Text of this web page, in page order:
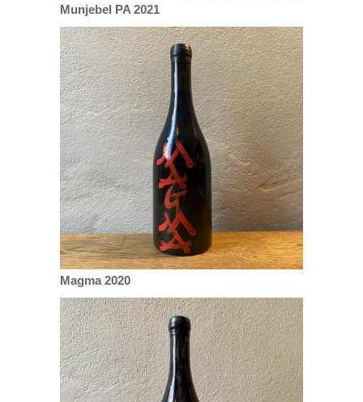
Munjebel PA 2021
Magma 2020